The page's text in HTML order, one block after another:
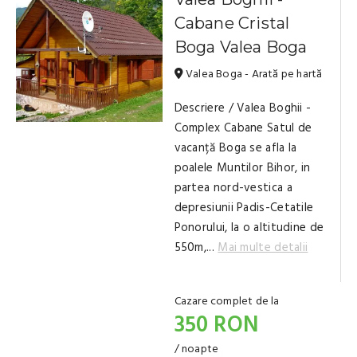
Cabane Cristal
Boga Valea Boga
Valea Boga - Arată pe hartă
Descriere / Valea Boghii -
Complex Cabane Satul de
vacanță Boga se afla la
poalele Muntilor Bihor, in
partea nord-vestica a
depresiunii Padis-Cetatile
Ponorului, la o altitudine de
550m,...Mai multe detalii
Cazare complet de la
350 RON
/ noapte